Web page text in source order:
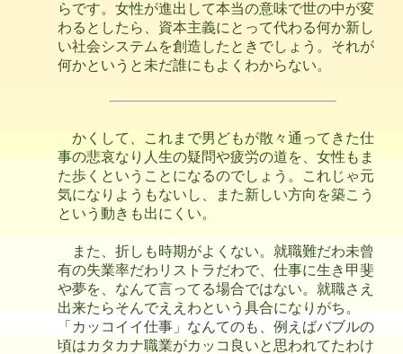
らです。女性が進出して本当の意味で世の中が変
わるとしたら、資本主義にとって代わる何か新し
い社会システムを創造したときでしょう。それが
何かというと未だ誰にもよくわからない。
かくして、これまで男どもが散々通ってきた仕
事の悲哀なり人生の疑問や疲労の道を、女性もま
た歩くということになるのでしょう。これじゃ元
気になりようもないし、また新しい方向を築こう
という動きも出にくい。
また、折しも時期がよくない。就職難だわ未曾
有の失業率だわリストラだわで、仕事に生き甲斐
や夢を、なんて言ってる場合ではない。就職さえ
出来たらそんでええわという具合になりがち。
「カッコイイ仕事」なんてのも、例えばバブルの
頃はカタカナ職業がカッコ良いと思われてたわけ